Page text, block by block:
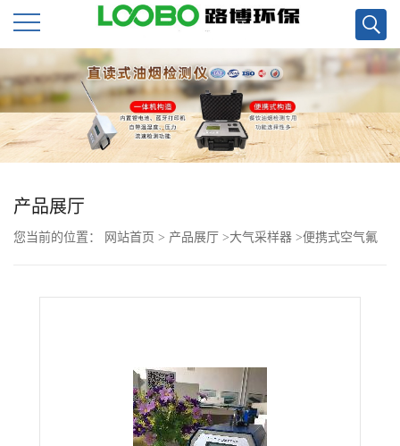
公
司
首
页
公
产品展厅
您当前的位置： 网站首页 > 产品展厅 >大气采样器 >便携式空气氟